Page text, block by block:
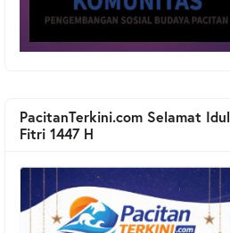
PacitanTerkini.com Selamat Idul
Fitri 1447 H